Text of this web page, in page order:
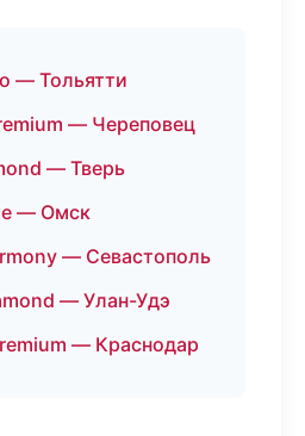
— Тольятти
— Череповец
— Тверь
— Омск
— Севастополь
— Улан-Удэ
— Краснодар